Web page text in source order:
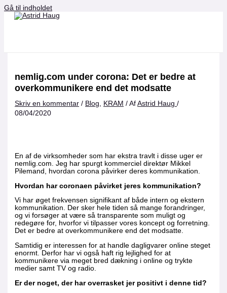
Gå til indholdet
nemlig.com under corona: Det er bedre at
overkommunikere end det modsatte
Skriv en kommentar / Blog KRAM / AfAstrid Haug/
08/04/2020
En af de virksomheder som har ekstra travlt i disse uger er
nemlig.com. Jeg har spurgt kommerciel direktør Mikkel
Pilemand, hvordan corona påvirker deres kommunikation.
Hvordan har coronaen påvirket jeres kommunikation?
Vi har øget frekvensen signifikant af både intern og ekstern
kommunikation. Der sker hele tiden så mange forandringer,
og vi forsøger at være så transparente som muligt og
redegøre for, hvorfor vi tilpasser vores koncept og forretning.
Det er bedre at overkommunikere end det modsatte.
Samtidig er interessen for at handle dagligvarer online steget
enormt. Derfor har vi også haft rig lejlighed for at
kommunikere via meget bred dækning i online og trykte
medier samt TV og radio.
Er der noget, der har overrasket jer positivt i denne tid?